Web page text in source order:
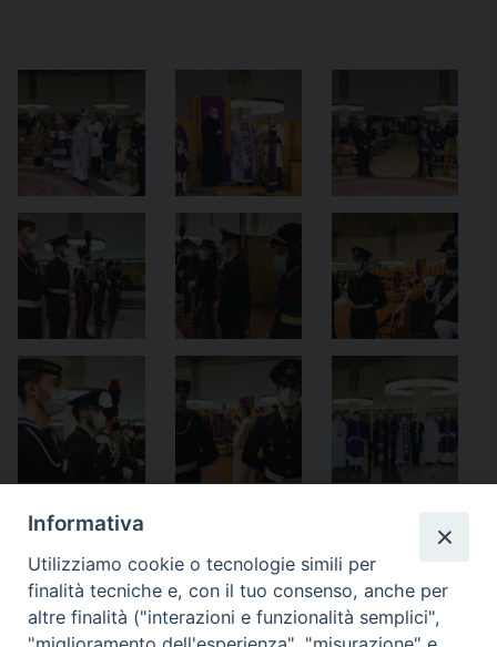
Notificheapp
Le celebrazioni della Don Nello Tranzocchi nella
Informativa
Utilizziamo cookie o tecnologie simili per
finalità tecniche e, con il tuo consenso, anche per
altre finalità ("interazioni e funzionalità semplici",